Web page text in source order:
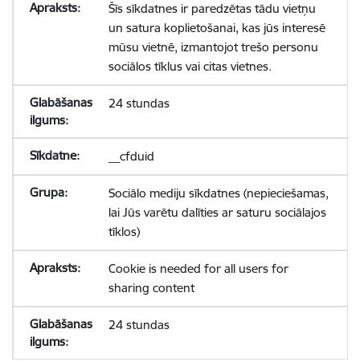
Šīs sīkdatnes ir paredzētas tādu vietņu
un satura koplietošanai, kas jūs interesē
mūsu vietnē, izmantojot trešo personu
sociālos tīklus vai citas vietnes.
24 stundas
__cfduid
Sociālo mediju sīkdatnes (nepieciešamas,
lai Jūs varētu dalīties ar saturu sociālajos
tīklos)
Cookie is needed for all users for
sharing content
24 stundas